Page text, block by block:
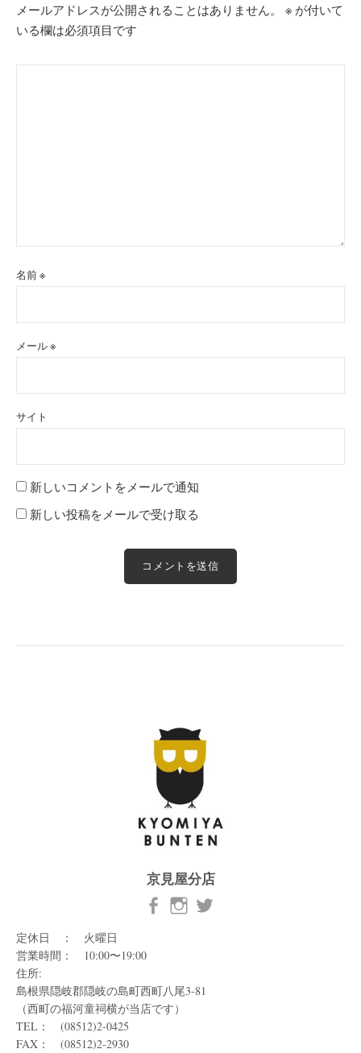
メールアドレスが公開されることはありません。 ※ が付いて
いる欄は必須項目です
名前※
メール※
サイト
新しいコメントをメールで通知
新しい投稿をメールで受け取る
京見屋分店
定休日 ： 火曜日
営業時間： 10:00〜19:00
住所:
島根県隠岐郡隠岐の島町西町八尾3-81
（西町の福河童祠横が当店です）
TEL： (08512)2-0425
FAX： (08512)2-2930